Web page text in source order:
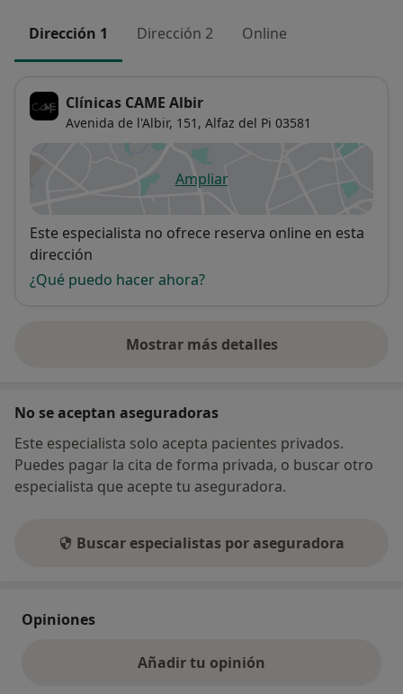
Dirección 1 Dirección 2 Online
Clínicas CAME Albir
Avenida de l'Albir, 151, Alfaz del Pi 03581
Ampliarse abre en una nueva
Disponibilidad
Este especialista no ofrece reserva online en esta
dirección
¿Qué puedo hacer ahora?
Mostrar más detalles
sobre la dirección
No se aceptan aseguradoras
Este especialista solo acepta pacientes privados.
Puedes pagar la cita de forma privada, o buscar otro
especialista que acepte tu aseguradora.
Buscar especialistas por aseguradora
Opiniones
Añadir tu opinión